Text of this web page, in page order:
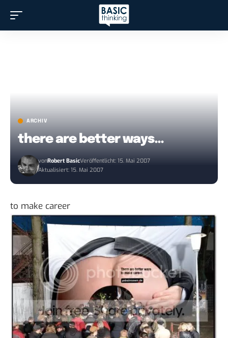
ARCHIV
there are better ways…
vonRobert BasicVeröffentlicht: 15. Mai 2007
Aktualisiert: 15. Mai 2007
to make career